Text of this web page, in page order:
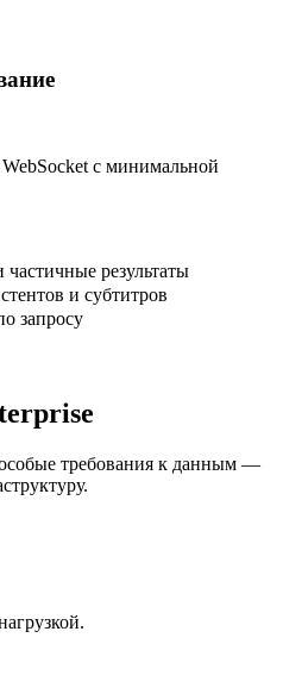
с минимальной
результаты
и субтитров
запросу
требования к данным —